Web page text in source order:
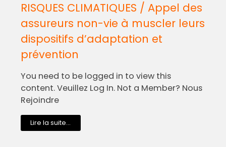
RISQUES CLIMATIQUES / Appel des
assureurs non-vie à muscler leurs
dispositifs d’adaptation et
prévention
You need to be logged in to view this
content. Veuillez Log In. Not a Member? Nous
Rejoindre
Lire la suite...